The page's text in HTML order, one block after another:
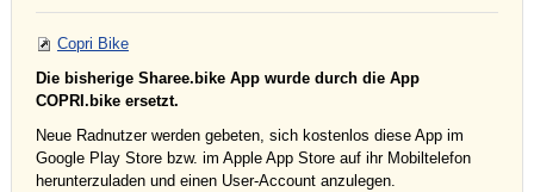
Copri Bike
Die bisherige Sharee.bike App wurde durch die App
COPRI.bike ersetzt.
Neue Radnutzer werden gebeten, sich kostenlos diese App im
Google Play Store bzw. im Apple App Store auf ihr Mobiltelefon
herunterzuladen und einen User-Account anzulegen.